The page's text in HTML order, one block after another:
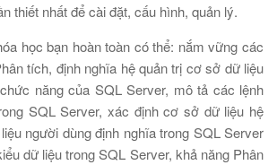
thiết nhất để cài đặt, cấu hình, quản lý.
học bạn hoàn toàn có thể: nắm vững các
tích, định nghĩa hệ quản trị cơ sở dữ liệu
năng của SQL Server, mô tả các lệnh
SQL Server, xác định cơ sở dữ liệu hệ
người dùng định nghĩa trong SQL Server
dữ liệu trong SQL Server, khả năng Phân